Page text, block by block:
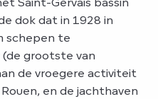
dok dat in 1928 in
schepen te
grootste van
de vroegere activiteit
en de jachthaven